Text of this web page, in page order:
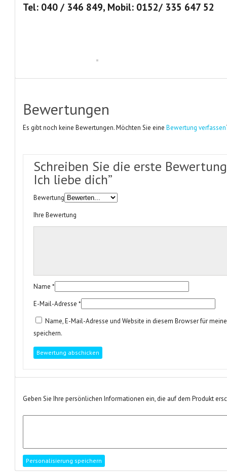
Tel: 040 / 346 849, Mobil: 0152/ 335 647 52
Bewertungen
Es gibt noch keine Bewertungen. Möchten Sie eineBewertung verfassen
Schreiben Sie die erste
Ich liebe dich”
Bewertung
Ihre Bewertung
Name *
E-Mail-Adresse *
Name, E-Mail-Adresse und Website in diesem Browser für
speichern.
Geben Sie Ihre persönlichen Informationen ein, die auf dem Produkt